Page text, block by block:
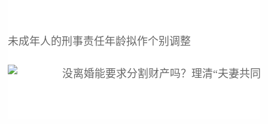
未成年人的刑事责任年龄拟作个别调整
没离婚能要求分割财产吗？理清“夫妻共同